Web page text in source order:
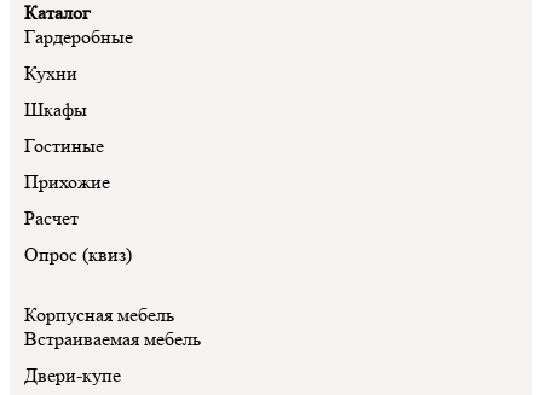
Каталог
Гардеробные
Кухни
Шкафы
Гостиные
Прихожие
Расчет
Опрос (квиз)
Корпусная мебель
Встраиваемая мебель
Двери-купе